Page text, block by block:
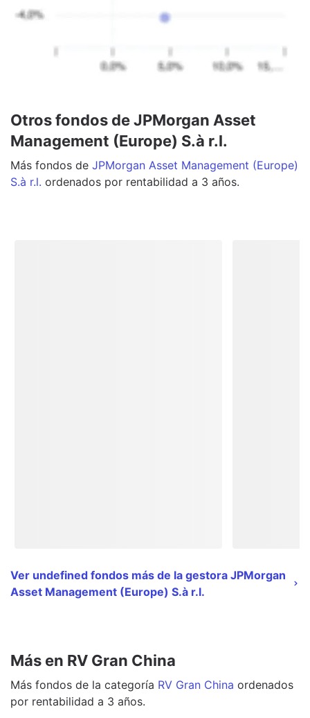
Otros fondos de JPMorgan Asset
Management (Europe) S.à r.l.
Más fondos de JPMorgan Asset Management (Europe)
S.à r.l. ordenados por rentabilidad a 3 años.
Ver undefined fondos más de la gestora JPMorgan
Asset Management (Europe) S.à r.l.
Más en RV Gran China
Más fondos de la categoría RV Gran China ordenados
por rentabilidad a 3 años.